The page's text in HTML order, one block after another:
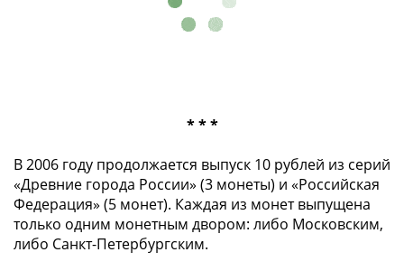
1922
1923
1924
1932
* * *
В 2006 году продолжается выпуск 10 рублей из серий
«Древние города России» (3 монеты) и «Российская
Федерация» (5 монет). Каждая из монет выпущена
только одним монетным двором: либо Московским,
либо Санкт-Петербургским.